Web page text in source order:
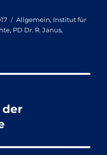
Kategorien
Allgemein, Institut für
, PD Dr. R. Janus,
der